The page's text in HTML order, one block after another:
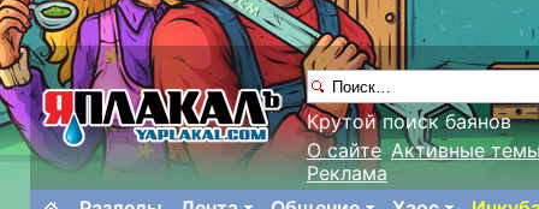
Крутой поиск баянов
О сайте Активные
Реклама